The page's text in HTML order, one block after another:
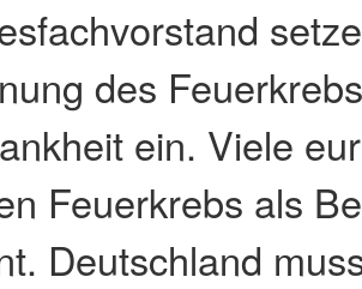
des
ein. Viele
Feuerkrebs als
Deutschland